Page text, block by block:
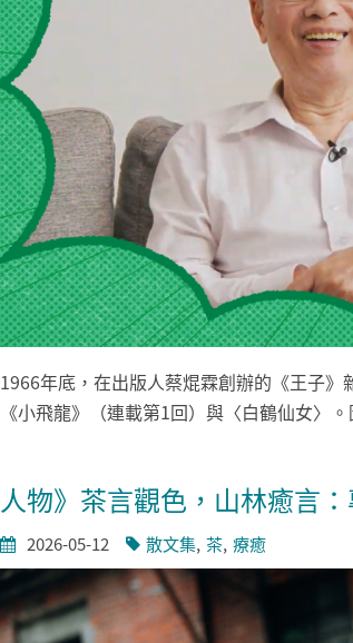
1966年底，在出版人蔡焜霖創辦的《王子
《小飛龍》（連載第1回）與〈白鶴仙女〉
人物》茶言觀色，山林癒言
2026-05-12 散文集 茶 療癒